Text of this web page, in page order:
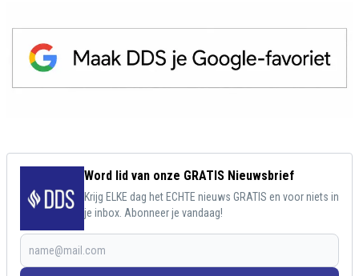
Word lid van onze GRATIS Nieuwsbrief
Krijg ELKE dag het ECHTE nieuws GRATIS en voor niets in
je inbox. Abonneer je vandaag!